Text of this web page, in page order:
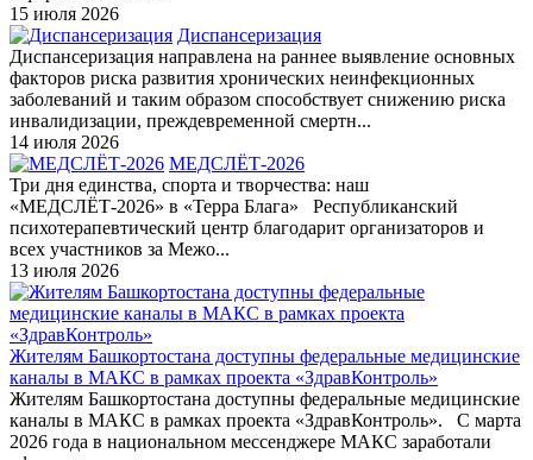
15 июля 2026
Диспансеризация
Диспансеризация направлена на раннее выявление основных
факторов риска развития хронических неинфекционных
заболеваний и таким образом способствует снижению риска
инвалидизации, преждевременной смертн...
14 июля 2026
МЕДСЛЁТ-2026
Три дня единства, спорта и творчества: наш
«МЕДСЛЁТ-2026» в «Терра Блага» Республиканский
психотерапевтический центр благодарит организаторов и
всех участников за Межо...
13 июля 2026
Жителям Башкортостана доступны федеральные медицинские
каналы в МАКС в рамках проекта «ЗдравКонтроль»
Жителям Башкортостана доступны федеральные медицинские
каналы в МАКС в рамках проекта «ЗдравКонтроль». С марта
2026 года в национальном мессенджере МАКС заработали